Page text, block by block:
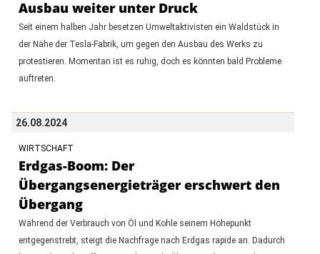
Ausbau weiter unter Druck
Seit einem halben Jahr besetzen Umweltaktivisten ein Waldstück in
der Nähe der Tesla-Fabrik, um gegen den Ausbau des Werks zu
protestieren. Momentan ist es ruhig, doch es könnten bald Probleme
auftreten.
26.08.2024
WIRTSCHAFT
Erdgas-Boom: Der
Übergangsenergieträger erschwert den
Übergang
Während der Verbrauch von Öl und Kohle seinem Höhepunkt
entgegenstrebt, steigt die Nachfrage nach Erdgas rapide an. Dadurch